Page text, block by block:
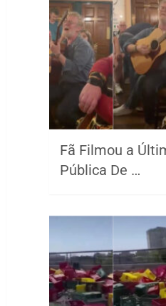
Fã Filmou a
Pública De …